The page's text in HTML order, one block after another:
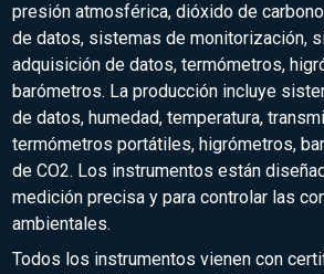
presión atmosférica, dióxido de
de datos, sistemas de monitorización,
adquisición de datos, termómetros,
barómetros. La producción incluye
de datos, humedad, temperatura,
termómetros portátiles, higrómetros,
de CO2. Los instrumentos están
medición precisa y para controlar las
ambientales.
Todos los instrumentos vienen con